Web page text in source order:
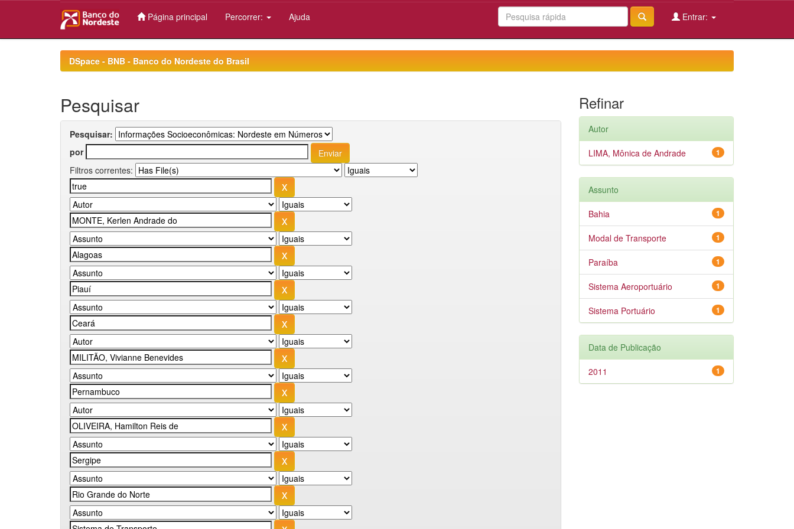
Página principal Percorrer: Ajuda Entrar:
DSpace - BNB - Banco do Nordeste do Brasil
Pesquisar
Pesquisar:
por
Filtros correntes:
Refinar
Autor
1
LIMA, Mônica de Andrade
Assunto
1
Bahia
1
Modal de Transporte
1
Paraíba
1
Sistema Aeroportuário
1
Sistema Portuário
Data de Publicação
1
2011